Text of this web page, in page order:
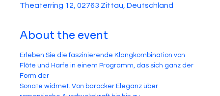
Theaterring 12, 02763 Zittau, Deutschland
About the event
Erleben Sie die faszinierende Klangkombination von
Flöte und Harfe in einem Programm, das sich ganz der
Form der
Sonate widmet. Von barocker Eleganz über